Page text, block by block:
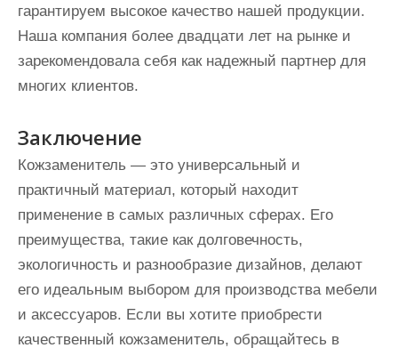
гарантируем высокое качество нашей продукции.
Наша компания более двадцати лет на рынке и
зарекомендовала себя как надежный партнер для
многих клиентов.
Заключение
Кожзаменитель — это универсальный и
практичный материал, который находит
применение в самых различных сферах. Его
преимущества, такие как долговечность,
экологичность и разнообразие дизайнов, делают
его идеальным выбором для производства мебели
и аксессуаров. Если вы хотите приобрести
качественный кожзаменитель, обращайтесь в